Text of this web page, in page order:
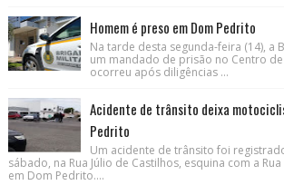
Homem é preso em Dom Pedrito
Na tarde desta segunda-feira (14), a
um mandado de prisão no Centro
ocorreu após diligências ...
Acidente de trânsito deixa
Pedrito
Um acidente de trânsito foi
sábado, na Rua Júlio de Castilhos, esquina com a
em Dom Pedrito....